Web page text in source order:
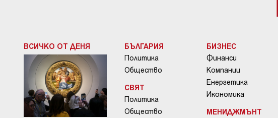
ВСИЧКО ОТ ДЕНЯ БЪЛГАРИЯ
Политика
Общество
СВЯТ
Политика
Общество
БИЗНЕС
Финанси
Компании
Енергетика
Икономика
МЕНИДЖМЪНТ